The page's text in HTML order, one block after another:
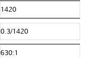
1420
0.3/1420
630:1